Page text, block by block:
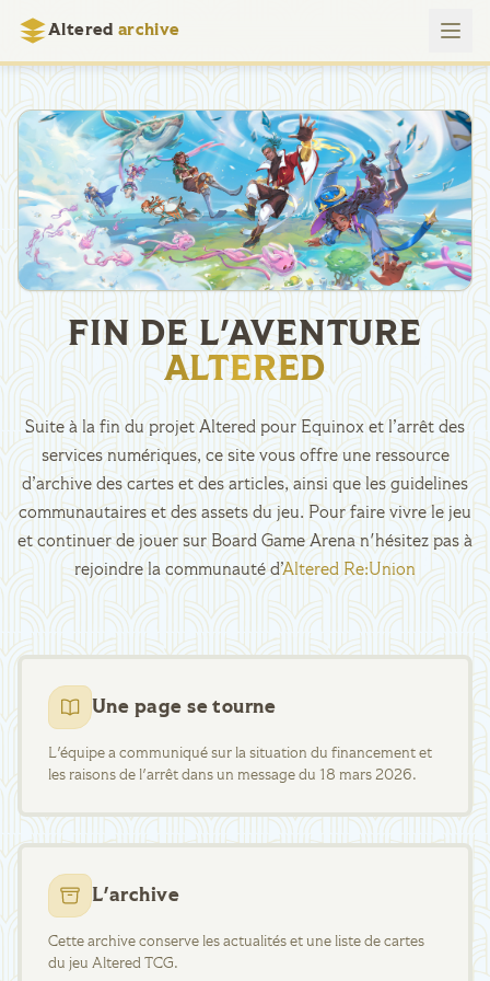
Altered archive
FIN DE L'AVENTURE
ALTERED
Suite à la fin du projet Altered pour Equinox et l’arrêt des
services numériques, ce site vous offre une ressource
d’archive des cartes et des articles, ainsi que les guidelines
communautaires et des assets du jeu. Pour faire vivre le jeu
et continuer de jouer sur Board Game Arena n'hésitez pas à
rejoindre la communauté d’Altered Re:Union
Une page se tourne
L'équipe a communiqué sur la situation du financement et
les raisons de l'arrêt dans un message du 18 mars 2026.
L'archive
Cette archive conserve les actualités et une liste de cartes
du jeu Altered TCG.